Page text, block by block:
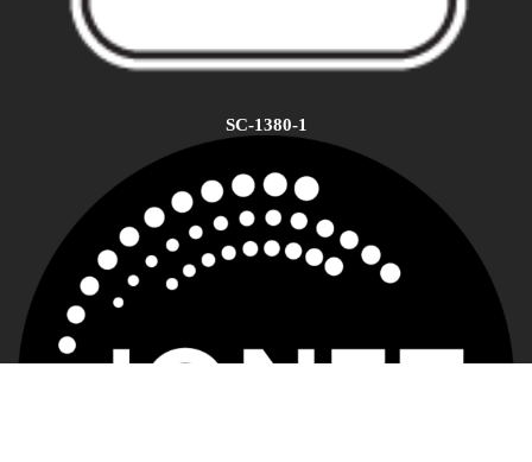
SC-1380-1